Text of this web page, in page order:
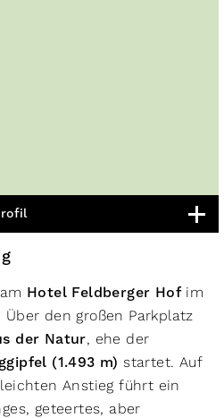
Hotel Feldberger Hofim
den großen Parkplatz
der Natur, ehe der
(1.493 m) startet. Auf
Anstieg führt ein
geteertes, aber